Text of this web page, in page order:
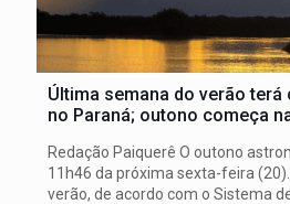
Última semana do verão
no Paraná; outono começa
Redação Paiquerê O outono
11h46 da próxima sexta-feira
verão, de acordo com o Sistema